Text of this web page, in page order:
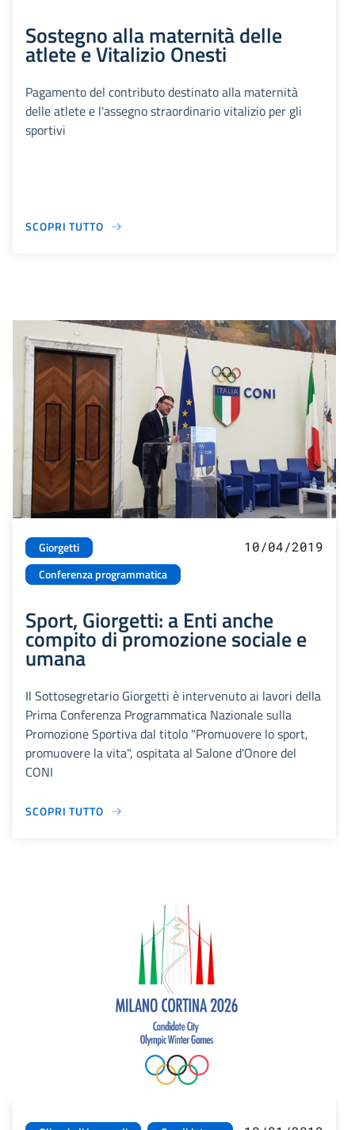
Sostegno alla maternità delle
atlete e Vitalizio Onesti
Pagamento del contributo destinato alla maternità
delle atlete e l'assegno straordinario vitalizio per gli
sportivi
SCOPRI TUTTO
Giorgetti
Conferenza programmatica
10/04/2019
Sport, Giorgetti: a Enti anche
compito di promozione sociale e
umana
Il Sottosegretario Giorgetti è intervenuto ai lavori della
Prima Conferenza Programmatica Nazionale sulla
Promozione Sportiva dal titolo "Promuovere lo sport,
promuovere la vita", ospitata al Salone d'Onore del
CONI
SCOPRI TUTTO